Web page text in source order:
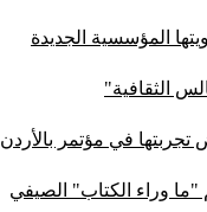
المؤسسية الجديدة
الثقافية"
في مؤتمر بالأردن
وراء الكتاب" الصيفي